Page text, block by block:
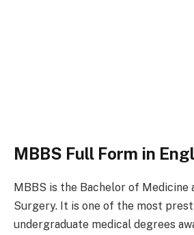
MBBS Full Form in
MBBS is the Bachelor of Medicine
Surgery. It is one of the most
undergraduate medical degrees